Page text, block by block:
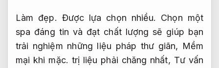
Làm đẹp. Được lựa chọn nhiều.
Chọn một
spa đáng tin và đạt chất lượng sẽ giúp bạn
trải nghiệm những liệu pháp thư giãn, Mềm
mại khi mặc. trị liệu phải chăng nhất, Tư vấn